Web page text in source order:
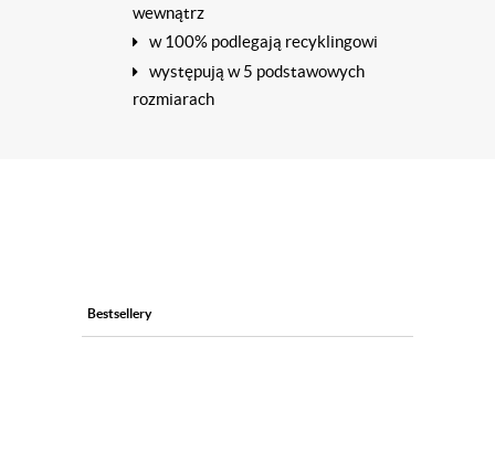
wewnątrz
w 100% podlegają recyklingowi
występują w 5 podstawowych
rozmiarach
Bestsellery